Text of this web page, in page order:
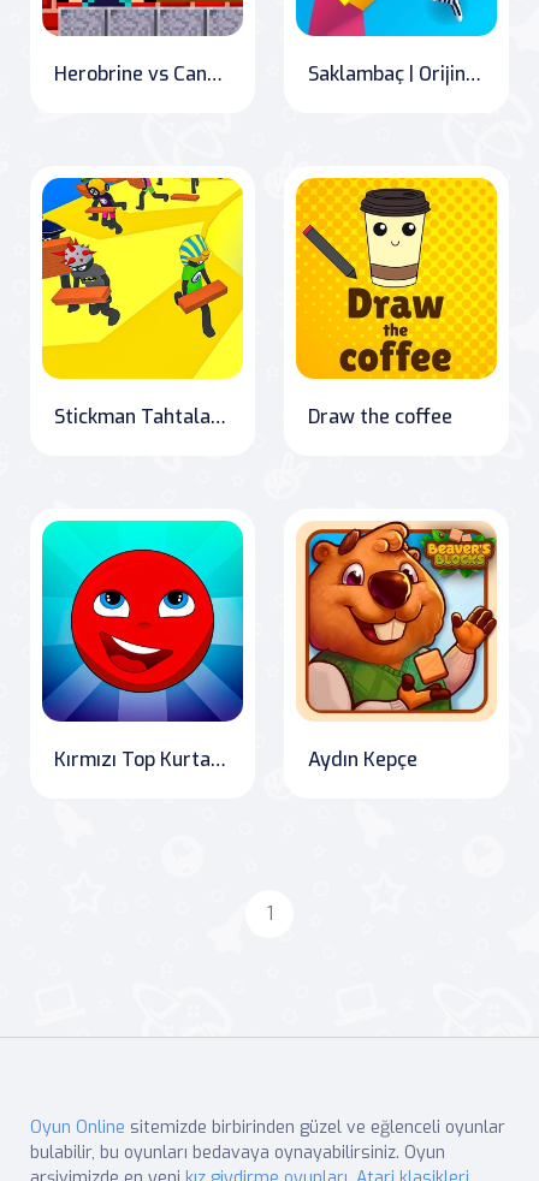
Herobrine vs Canavar Okulu Saklambaç | Orijinal HNS Stickman Oyunu
Stickman Tahtalar Düşüş Draw the coffee
Kırmızı Top Kurtarmaya Geldi! Aydın Kepçe
1
Oyun Online sitemizde birbirinden güzel ve eğlenceli oyunlar
bulabilir, bu oyunları bedavaya oynayabilirsiniz. Oyun